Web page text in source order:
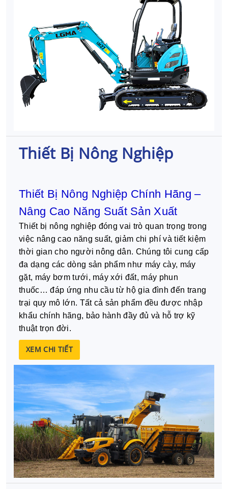
Thiết Bị Nông Nghiệp
Thiết Bị Nông Nghiệp Chính Hãng –
Nâng Cao Năng Suất Sản Xuất
Thiết bị nông nghiệp đóng vai trò quan trọng trong
việc nâng cao năng suất, giảm chi phí và tiết kiệm
thời gian cho người nông dân. Chúng tôi cung cấp
đa dạng các dòng sản phẩm như máy cày, máy
gặt, máy bơm tưới, máy xới đất, máy phun
thuốc… đáp ứng nhu cầu từ hộ gia đình đến trang
trại quy mô lớn. Tất cả sản phẩm đều được nhập
khẩu chính hãng, bảo hành đầy đủ và hỗ trợ kỹ
thuật trọn đời.
XEM CHI TIẾT